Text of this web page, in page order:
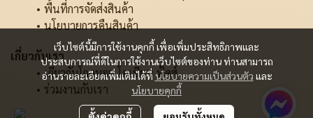
เว็บไซต์นี้มีการใช้งานคุกกี้ เพื่อเพิ่มประสิทธิภาพและ
ประสบการณ์ที่ดีในการใช้งานเว็บไซต์ของท่าน ท่านสามารถ
อ่านรายละเอียดเพิ่มเติมได้ที่ นโยบายความเป็นส่วนตัว และ
นโยบายคุกกี้
พื้นที่การจัดส่งสินค้า
นโยบายการคืนสินค้า
เกี่ยวกับเรา
เกี่ยวกับโกลบอล โอเชี่ยน ฟู้ดส์
ร่วมงานกับเรา